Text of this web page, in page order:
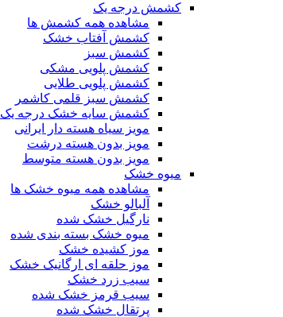
کشمش درجه یک
مشاهده همه کشمش ها
کشمش آفتاب خشک
کشمش سبز
کشمش پلویی مشکی
کشمش پلویی طلایی
کشمش سبز قلمی کاشمر
کشمش سایه خشک درجه یک
مویز سیاه هسته دار ایرانی
مویز بدون هسته درشت
مویز بدون هسته متوسط
میوه خشک
مشاهده همه میوه خشک ها
آلبالو خشک
نارگیل خشک شده
میوه خشک بسته بندی شده
موز کشیده خشک
موز حلقه ای ارگانیک خشک
سیب زرد خشک
سیب قرمز خشک شده
پرتقال خشک شده